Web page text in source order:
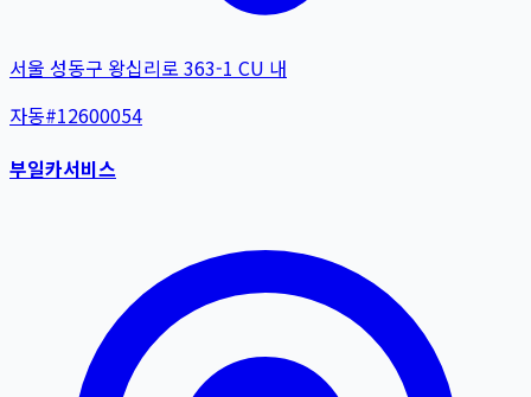
서울 성동구 왕십리로 363-1 CU 내
자동#12600054
부일카서비스